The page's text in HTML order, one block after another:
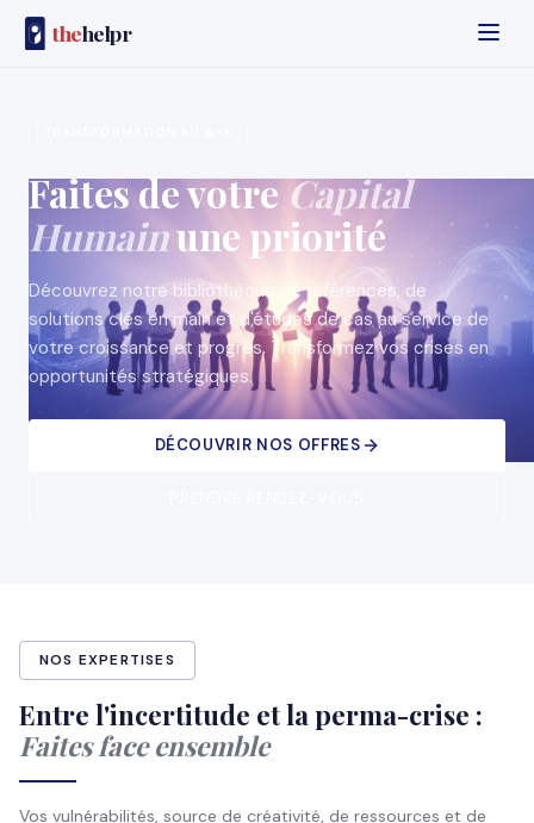
thehelpr
Faites de votreCapital
Humainune priorité
Découvrez notre bibliothèque de références, de
solutions clés en main et d'études de cas au service de
votre croissance et progrès. Transformez vos crises en
opportunités stratégiques.
DÉCOUVRIR NOS OFFRES
NOS EXPERTISES
Entre l'incertitude et la perma-crise :
Faites face ensemble
Vos vulnérabilités, source de créativité, de ressources et de